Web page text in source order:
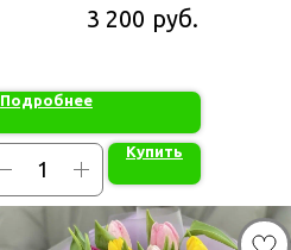
3 200 руб.
Подробнее
Купить